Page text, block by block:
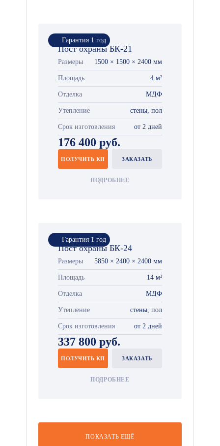
Гарантия 1 год
Пост охраны БК-21
Размеры 1500 × 1500 × 2400 мм
Площадь 4 м²
Отделка МДФ
Утепление стены, пол
Срок изготовления от 2 дней
176 400 руб.
ПОЛУЧИТЬ КП ЗАКАЗАТЬ
ПОДРОБНЕЕ
Гарантия 1 год
Пост охраны БК-24
Размеры 5850 × 2400 × 2400 мм
Площадь 14 м²
Отделка МДФ
Утепление стены, пол
Срок изготовления от 2 дней
337 800 руб.
ПОЛУЧИТЬ КП ЗАКАЗАТЬ
ПОДРОБНЕЕ
ПОКАЗАТЬ ЕЩЁ